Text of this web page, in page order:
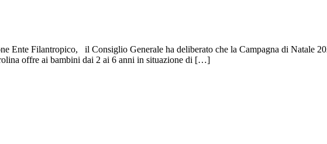
Ente Filantropico, il Consiglio Generale ha deliberato che la Campagna di Natale
offre ai bambini dai 2 ai 6 anni in situazione di […]